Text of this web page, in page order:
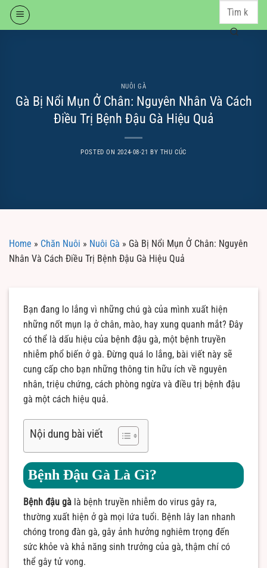
Skip
NUÔI GÀ
Gà Bị Nổi Mụn Ở Chân: Nguyên Nhân Và Cách
Điều Trị Bệnh Đậu Gà Hiệu Quả
POSTED ON 2024-08-21 BY THU CÚC
Home » Chăn Nuôi » Nuôi Gà » Gà Bị Nổi Mụn Ở Chân: Nguyên
Nhân Và Cách Điều Trị Bệnh Đậu Gà Hiệu Quả
Bạn đang lo lắng vì những chú gà của mình xuất hiện
những nốt mụn lạ ở chân, mào, hay xung quanh mắt? Đây
có thể là dấu hiệu của bệnh đậu gà, một bệnh truyền
nhiễm phổ biến ở gà. Đừng quá lo lắng, bài viết này sẽ
cung cấp cho bạn những thông tin hữu ích về nguyên
nhân, triệu chứng, cách phòng ngừa và điều trị bệnh đậu
gà một cách hiệu quả.
Nội dung bài viết
Bệnh Đậu Gà Là Gì?
Bệnh đậu gà là bệnh truyền nhiễm do virus gây ra,
thường xuất hiện ở gà mọi lứa tuổi. Bệnh lây lan nhanh
chóng trong đàn gà, gây ảnh hưởng nghiêm trọng đến
sức khỏe và khả năng sinh trưởng của gà, thậm chí có
thể gây tử vong.